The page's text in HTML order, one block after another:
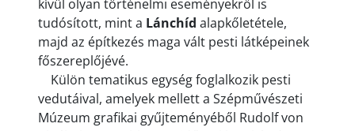
kívül olyan történelmi eseményekről is
tudósított, mint a Lánchíd alapkőletétele,
majd az építkezés maga vált pesti látképeinek
főszereplőjévé.
Külön tematikus egység foglalkozik pesti
vedutáival, amelyek mellett a Szépművészeti
Múzeum grafikai gyűjteményéből Rudolf von